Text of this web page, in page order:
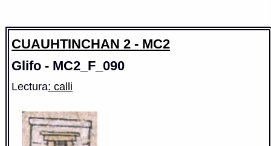
CUAUHTINCHAN 2 - MC2
Glifo - MC2_F_090
Lectura: calli